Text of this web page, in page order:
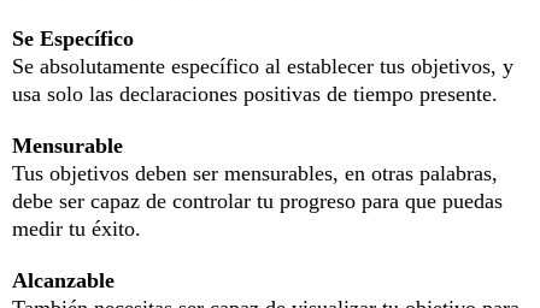
Se Específico
Se absolutamente específico al establecer tus objetivos, y
usa solo las declaraciones positivas de tiempo presente.
Mensurable
Tus objetivos deben ser mensurables, en otras palabras,
debe ser capaz de controlar tu progreso para que puedas
medir tu éxito.
Alcanzable